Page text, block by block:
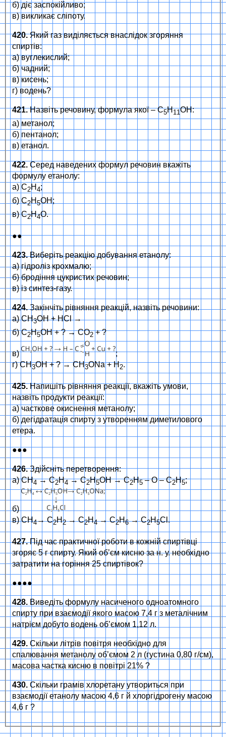
б) діє заспокійливо;
в) викликає сліпоту.
420.Який газ виділяється внаслідок згоряння
спиртів:
а) вуглекислий;
б) чадний;
в) кисень;
г) водень?
421.Назвіть речовину, формула якої – С5Н11ОН:
а) метанол;
б) пентанол;
в) етанол.
422. Серед наведених формул речовин вкажіть
формулу етанолу:
а) С2Н 4;
б) С2Н 5ОН;
в) С2Н4О.
●●
423.Виберіть реакцію добування етанолу:
а) гідроліз крохмалю;
б) бродіння цукристих речовин;
в) із синтез-газу.
424.Закінчіть рівняння реакцій, назвіть речовини:
а) CH3OH + HCl →
б) C2H5OH + ? → CO2+ ?
в)
;
г) CH3OH + ? → CH3ONa + H2.
425.Напишіть рівняння реакції, вкажіть умови,
назвіть продукти реакції:
а) часткове окиснення метанолу;
б) дегідратація спирту з утворенням диметилового
етера.
●●●
426.Здійсніть перетворення:
а) CH4→ C2H4→ C2H5OH → C2H5– O – C2H5;
б)
в) СН4→ C2H2→ C2H4→ C2H6→ C2H5Cl.
427.Під час практичної роботи в кожній спиртівці
згоряє 5 г спирту. Який об’єм кисню за н. у. необхідно
затратити на горіння 25 спиртівок?
●●●●
428. Виведіть формулу насиченого одноатомного
спирту при взаємодії якого масою 7,4 г з металічним
натрієм добуто водень об’ємом 1,12 л.
429. Скільки літрів повітря необхідно для
спалювання метанолу об’ємом 2 л (густина 0,80 г/см),
масова частка кисню в повітрі 21% ?
430. Скільки грамів хлоретану утвориться при
взаємодії етанолу масою 4,6 г й хлоргідрогену масою
4,6 г ?